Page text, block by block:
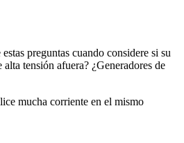
preguntas cuando considere si su
alta tensión afuera? ¿Generadores de
mucha corriente en el mismo